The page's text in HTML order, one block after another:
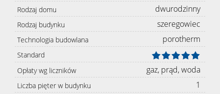
Rodzaj domu dwurodzinny
Rodzaj budynku szeregowiec
Technologia budowlana porotherm
Standard
Opłaty wg liczników
gaz, prąd, woda
Liczba pięter w budynku 1